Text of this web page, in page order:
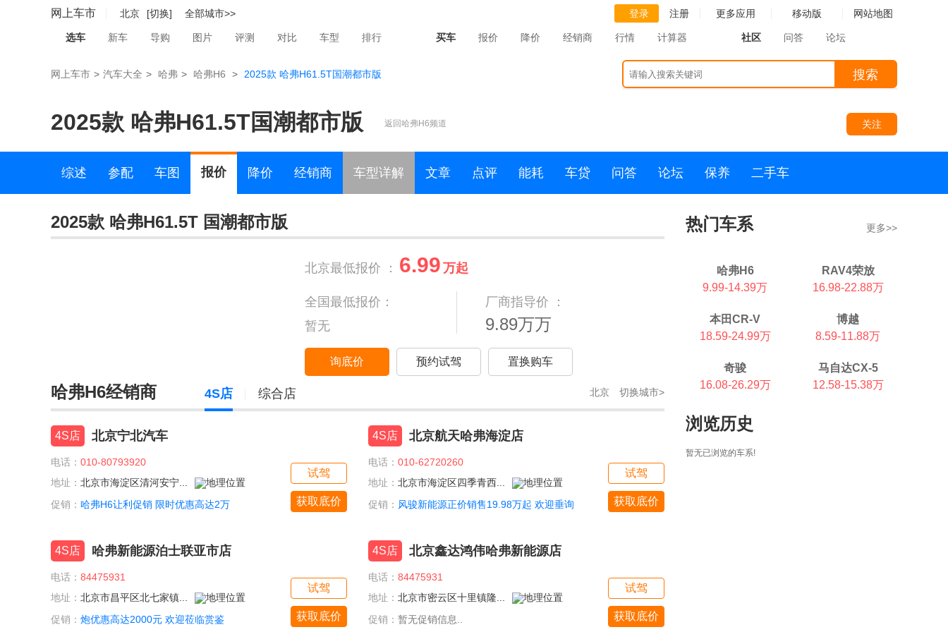
网上车市 北京 [切换] 全部城市>> 登录 注册 更多应用 移动版 网站地图
选车 新车 导购 图片 评测 对比 车型 排行 买车 报价 降价 经销商 行情 计算器 社区 问答 论坛
网上车市 > 汽车大全 > 哈弗 > 哈弗H6 > 2025款 哈弗H61.5T国潮都市版 搜索
2025款 哈弗H61.5T国潮都市版 返回哈弗H6频道 关注
综述 参配 车图 报价 降价 经销商 车型详解 文章 点评 能耗 车贷 问答 论坛 保养 二手车
2025款 哈弗H61.5T 国潮都市版
北京最低报价 ： 6.99 万起
全国最低报价：
暂无
厂商指导价 ：
9.89万万
询底价 预约试驾 置换购车
哈弗H6经销商 北京 切换城市>
4S店 综合店
4S店 北京宁北汽车
电话： 010-80793920
地址： 北京市海淀区清河安宁...
促销： 哈弗H6让利促销 限时优惠高达2万
试驾
获取底价
4S店 北京航天哈弗海淀店
电话： 010-62720260
地址： 北京市海淀区四季青西...
促销： 风骏新能源正价销售19.98万起 欢迎垂询
试驾
获取底价
4S店 哈弗新能源泊士联亚市店
电话： 84475931
地址： 北京市昌平区北七家镇...
促销： 炮优惠高达2000元 欢迎莅临赏鉴
试驾
获取底价
4S店 北京鑫达鸿伟哈弗新能源店
电话： 84475931
地址： 北京市密云区十里镇隆...
促销： 暂无促销信息..
试驾
获取底价
热门车系 更多>>
哈弗H6
9.99-14.39万
RAV4荣放
16.98-22.88万
本田CR-V
18.59-24.99万
博越
8.59-11.88万
奇骏
16.08-26.29万
马自达CX-5
12.58-15.38万
浏览历史
暂无已浏览的车系!